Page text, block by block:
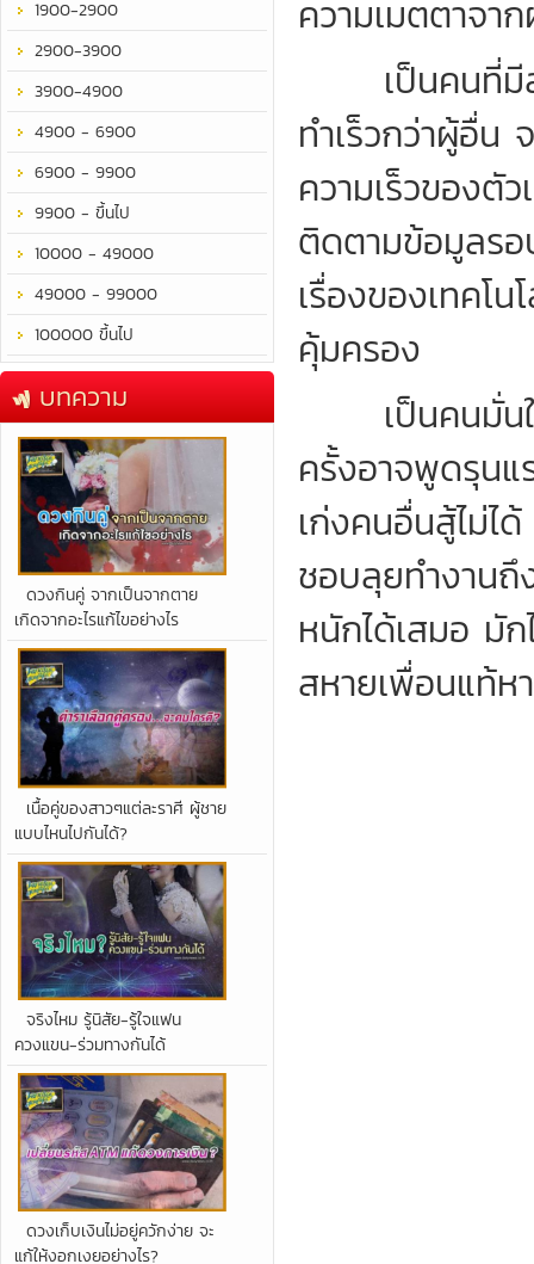
1900-2900
2900-3900
3900-4900
4900 - 6900
6900 - 9900
9900 - ขึ้นไป
10000 - 49000
49000 - 99000
100000 ขึ้นไป
บทความ
​ดวงกินคู่ จากเป็นจากตาย
เกิดจากอะไรแก้ไขอย่างไร
เนื้อคู่ของสาวๆแต่ละราศี ผู้ชาย
แบบไหนไปกันได้?
จริงไหม รู้นิสัย-รู้ใจแฟน
ควงแขน-ร่วมทางกันได้
ดวงเก็บเงินไม่อยู่ควักง่าย จะ
แก้ให้งอกเงยอย่างไร?
ความเมตตาจา
เป็นคนที่มีส
ทำเร็วกว่าผู้อื่น
ความเร็วของตั
ติดตามข้อมูลรอ
เรื่องของเทคโ
คุ้มครอง
เป็นคนมั่นใจ
ครั้งอาจพูดรุน
เก่งคนอื่นสู้ไม่ไ
ชอบลุยทำงาน
หนักได้เสมอ มั
สหายเพื่อนแท้ห